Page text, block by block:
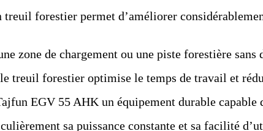
forestier permet d’améliorer
zone de chargement ou une piste forestière
treuil forestier optimise le temps de travail et
EGV 55 AHK un équipement durable capable
sa puissance constante et sa facilité